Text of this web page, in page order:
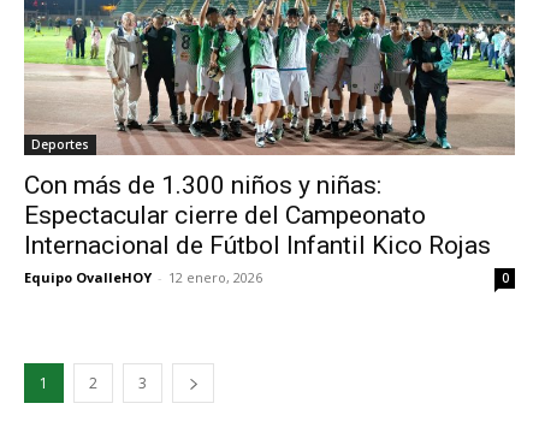
Deportes
Con más de 1.300 niños y niñas:
Espectacular cierre del Campeonato
Internacional de Fútbol Infantil Kico Rojas
Equipo OvalleHOY - 12 enero, 2026 0
1 2 3